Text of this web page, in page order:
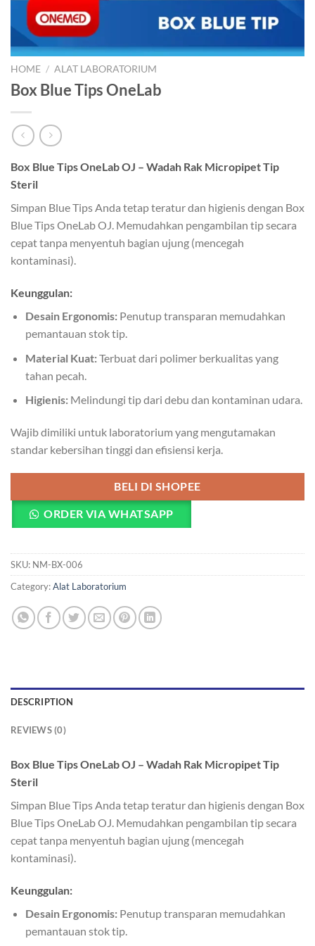
HOME / ALAT LABORATORIUM
Box Blue Tips OneLab
Box Blue Tips OneLab OJ – Wadah Rak Micropipet Tip
Steril
Simpan Blue Tips Anda tetap teratur dan higienis dengan Box
Blue Tips OneLab OJ. Memudahkan pengambilan tip secara
cepat tanpa menyentuh bagian ujung (mencegah
kontaminasi).
Keunggulan:
Desain Ergonomis:Penutup transparan memudahkan
pemantauan stok tip.
Material Kuat:Terbuat dari polimer berkualitas yang
tahan pecah.
Higienis:Melindungi tip dari debu dan kontaminan udara.
Wajib dimiliki untuk laboratorium yang mengutamakan
standar kebersihan tinggi dan efisiensi kerja.
BELI DI SHOPEE
ORDER VIA WHATSAPP
SKU: NM-BX-006
Category:Alat Laboratorium
DESCRIPTION
REVIEWS (0)
Box Blue Tips OneLab OJ – Wadah Rak Micropipet Tip
Steril
Simpan Blue Tips Anda tetap teratur dan higienis dengan Box
Blue Tips OneLab OJ. Memudahkan pengambilan tip secara
cepat tanpa menyentuh bagian ujung (mencegah
kontaminasi).
Keunggulan:
Desain Ergonomis:Penutup transparan memudahkan
pemantauan stok tip.